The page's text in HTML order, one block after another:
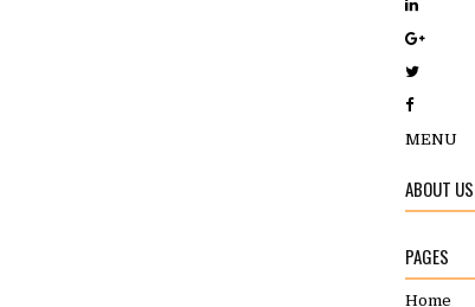
MENU
ABOUT US
PAGES
Home